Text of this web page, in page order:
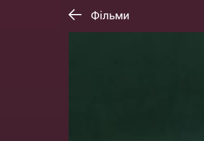
Фільми